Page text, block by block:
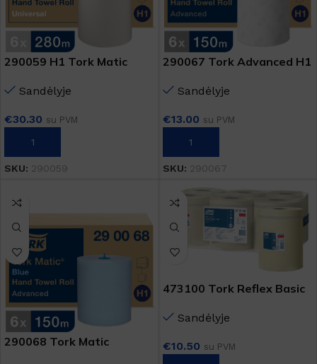
290059 H1 Tork Matic
Sandėlyje
€30.30 su PVM
Į KREPŠELĮ
SKU: 290059
290067 Tork Advanced H1
Sandėlyje
€13.00 su PVM
Į KREPŠELĮ
SKU: 290067
290068 Tork Matic
473100 Tork Reflex Basic
Sandėlyje
€10.50 su PVM